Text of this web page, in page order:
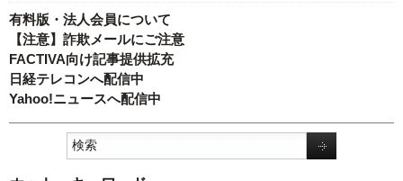
有料版・法人会員について
【注意】詐欺メールにご注意
FACTIVA向け記事提供拡充
日経テレコンへ配信中
Yahoo!ニュースへ配信中